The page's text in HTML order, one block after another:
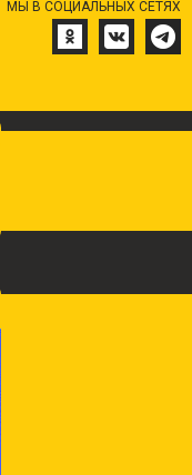
МЫ В СОЦИАЛЬНЫХ СЕТЯХ